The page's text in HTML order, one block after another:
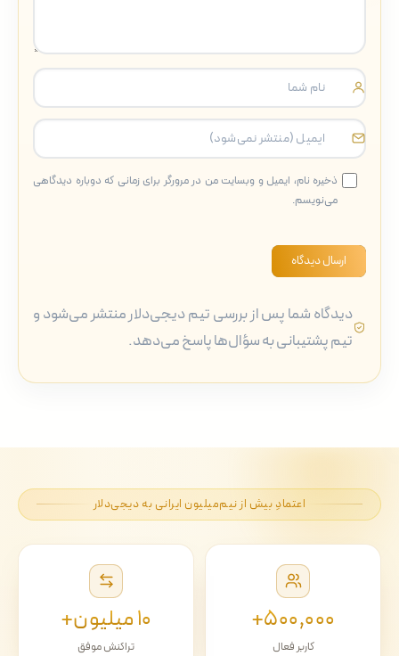
ذخیره نام، ایمیل و وبسایت من در مرورگر برای زمانی که دوباره دیدگاهی
می‌نویسم.
ارسال دیدگاه
دیدگاه شما پس از بررسی تیم دیجی‌دلار منتشر می‌شود و
تیم پشتیبانی به سؤال‌ها پاسخ می‌دهد.
اعتمادِ بیش از نیم‌میلیون ایرانی به دیجی‌دلار
۵۰۰٬۰۰۰+
کاربر فعال
۱۰ میلیون+
تراکنش موفق